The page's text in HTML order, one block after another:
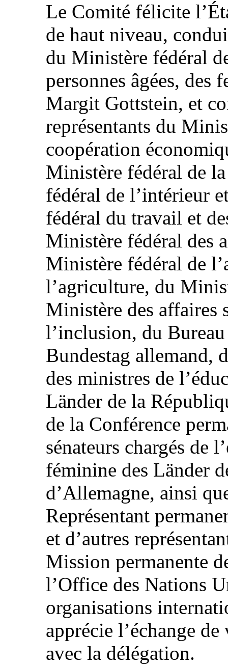
Le Comité félicite
de haut niveau,
du Ministère fédéral
personnes âgées, des
Margit Gottstein, et
représentants du
coopération
Ministère fédéral de
fédéral de l’intérieur
fédéral du travail et
Ministère fédéral des
Ministère fédéral de
l’agriculture, du
Ministère des affaires
l’inclusion, du
Bundestag allemand,
des ministres de
Länder de la
de la Conférence
sénateurs chargés de
féminine des Länder
d’Allemagne, ainsi
Représentant
et d’autres
Mission permanente
l’Office des Nations
organisations
apprécie l’échange
avec la délégation.